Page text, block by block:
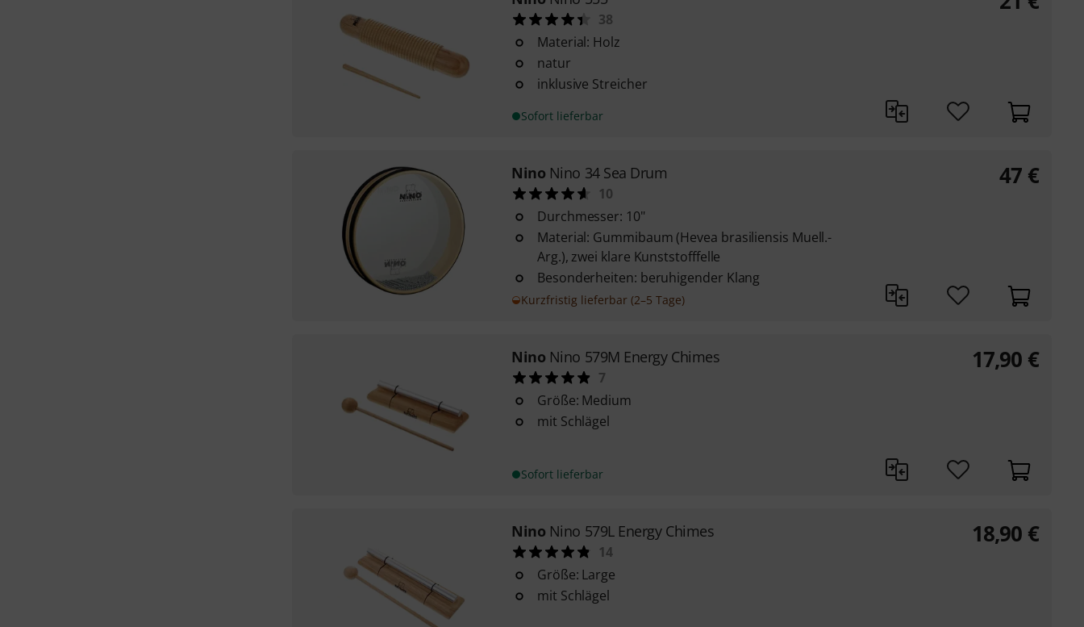
38
Material: Holz
natur
inklusive Streicher
Sofort lieferbar
Nino Nino 34 Sea Drum
10
Durchmesser: 10"
Material: Gummibaum (Hevea brasiliensis Muell.-
Arg.), zwei klare Kunststofffelle
Besonderheiten: beruhigender Klang
Kurzfristig lieferbar (2–5 Tage)
47 €
Nino Nino 579M Energy Chimes
7
Größe: Medium
mit Schlägel
Sofort lieferbar
17,90 €
Nino Nino 579L Energy Chimes
14
Größe: Large
mit Schlägel
18,90 €